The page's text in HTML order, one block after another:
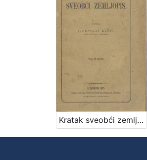
Kratak sveobći zemljopis / napisao Vjekoslav Klaić